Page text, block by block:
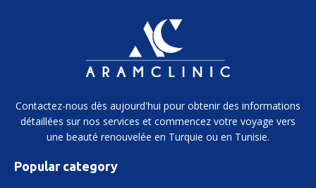
Contactez-nous dès aujourd'hui pour obtenir des informations
détaillées sur nos services et commencez votre voyage vers
une beauté renouvelée en Turquie ou en Tunisie.
Popular category